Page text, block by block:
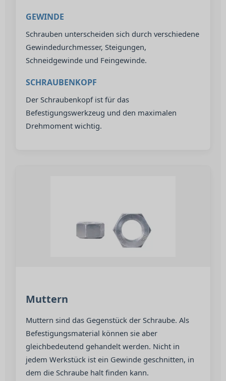
GEWINDE
Schrauben unterscheiden sich durch verschiedene
Gewindedurchmesser, Steigungen,
Schneidgewinde und Feingewinde.
SCHRAUBENKOPF
Der Schraubenkopf ist für das
Befestigungswerkzeug und den maximalen
Drehmoment wichtig.
Muttern
Muttern sind das Gegenstück der Schraube. Als
Befestigungsmaterial können sie aber
gleichbedeutend gehandelt werden. Nicht in
jedem Werkstück ist ein Gewinde geschnitten, in
dem die Schraube halt finden kann.